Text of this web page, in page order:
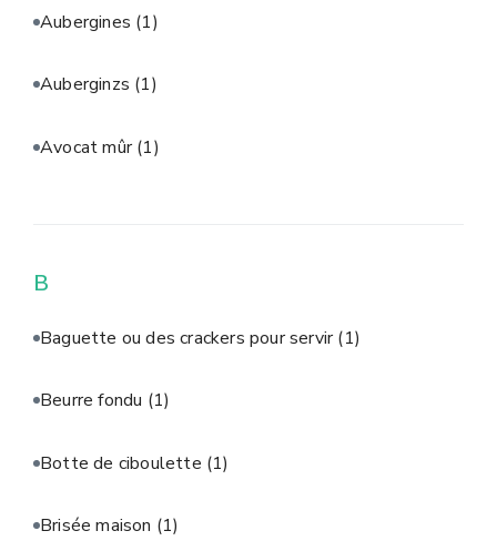
Aubergines (1)
Auberginzs (1)
Avocat mûr(1)
B
Baguette ou des crackers pour servir(1)
Beurre fondu (1)
Botte de ciboulette (1)
Brisée maison (1)